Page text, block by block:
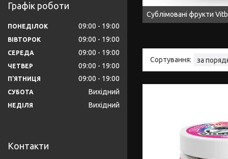
Сублімовані фрукти
Графік роботи
ПОНЕДІЛОК 09:00 19:00
ВІВТОРОК 09:00 19:00
СЕРЕДА 09:00 19:00
ЧЕТВЕР 09:00 19:00
ПʼЯТНИЦЯ 09:00 19:00
СУБОТА Вихідний
НЕДІЛЯ Вихідний
Контакти